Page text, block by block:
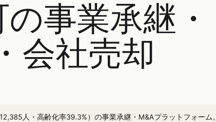
事業承継・
会社売却
人・高齢化率39.3%）の事業承継・M&Aプラットフォーム。